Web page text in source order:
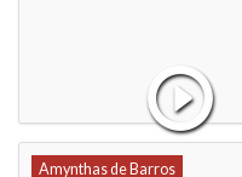
Amynthas de Barros